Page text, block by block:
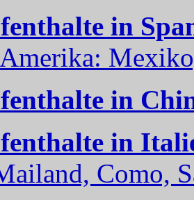
in
in
in
Como,